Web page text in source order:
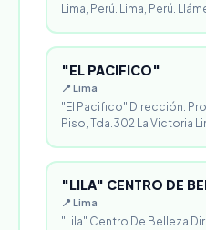
Lima, Perú. Lima, Perú.
"EL PACIFICO"
📍 Lima
"El Pacifico" Dirección:
Piso, Tda.302 La Victoria
"LILA" CENTRO DE
📍 Lima
"Lila" Centro De Belleza